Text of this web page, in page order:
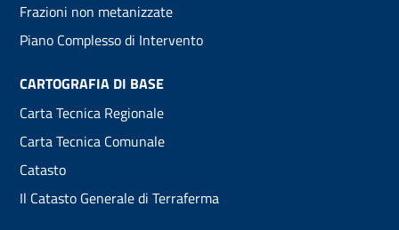
Frazioni non metanizzate
Piano Complesso di Intervento
CARTOGRAFIA DI BASE
Carta Tecnica Regionale
Carta Tecnica Comunale
Catasto
Il Catasto Generale di Terraferma